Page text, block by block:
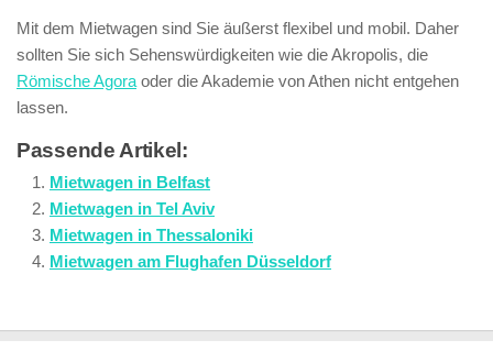
Mit dem Mietwagen sind Sie äußerst flexibel und mobil. Daher
sollten Sie sich Sehenswürdigkeiten wie die Akropolis, die
Römische Agora oder die Akademie von Athen nicht entgehen
lassen.
Passende Artikel:
Mietwagen in Belfast
Mietwagen in Tel Aviv
Mietwagen in Thessaloniki
Mietwagen am Flughafen Düsseldorf